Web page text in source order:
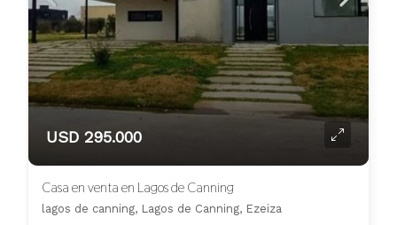
USD 295.000
Casa en venta en Lagos de Canning
lagos de canning, Lagos de Canning, Ezeiza